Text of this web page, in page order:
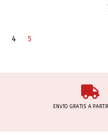
4 5
ENVÍO GRATIS A